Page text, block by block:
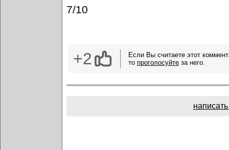
7/10
+2
Если Вы считаете этот
то проголосуйте за него.